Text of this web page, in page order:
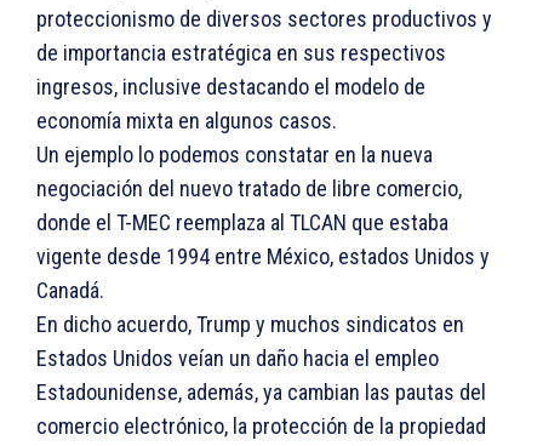
proteccionismo de diversos sectores productivos y
de importancia estratégica en sus respectivos
ingresos, inclusive destacando el modelo de
economía mixta en algunos casos.
Un ejemplo lo podemos constatar en la nueva
negociación del nuevo tratado de libre comercio,
donde el T-MEC reemplaza al TLCAN que estaba
vigente desde 1994 entre México, estados Unidos y
Canadá.
En dicho acuerdo, Trump y muchos sindicatos en
Estados Unidos veían un daño hacia el empleo
Estadounidense, además, ya cambian las pautas del
comercio electrónico, la protección de la propiedad